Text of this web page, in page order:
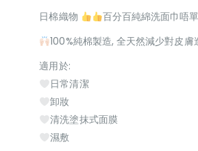
日棉織物
百分百純綿洗面巾唔
100%純棉製造, 全天然減少對皮膚
適用於:
日常清潔
卸妝
清洗塗抹式面膜
濕敷